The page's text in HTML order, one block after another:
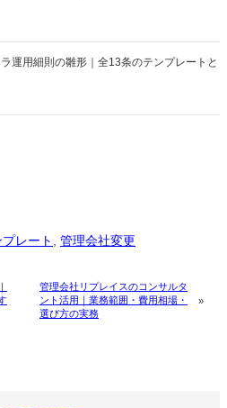
運用細則の雛形｜全13条のテンプレートと
レート , 管理会社変更
管理会社リプレイスのコンサルタ
ント活用｜業務範囲・費用相場・
選び方の実務
»